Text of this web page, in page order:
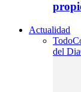
Actualidad
Todo
del Dia